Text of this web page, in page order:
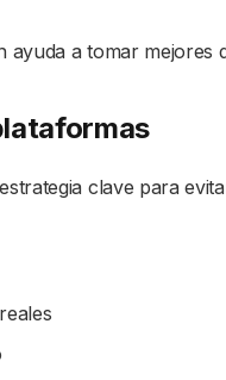
ayuda a tomar mejores
clave para